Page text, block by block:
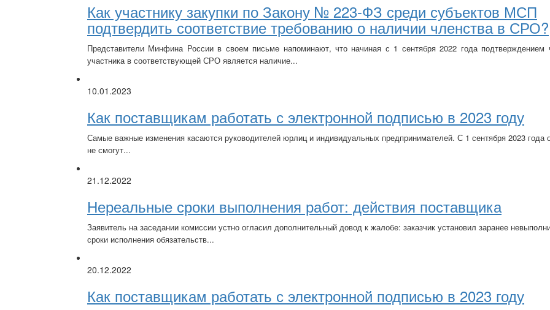
Как участнику закупки по Закону № 223-ФЗ среди субъектов МСП
подтвердить соответствие требованию о наличии членства в СРО?
Представители Минфина России в своем письме напоминают, что начиная с 1 сентября 2022 года подтверждением
участника в соответствующей СРО является наличие...
10.01.2023
Как поставщикам работать с электронной подписью в 2023 году
Самые важные изменения касаются руководителей юрлиц и индивидуальных предпринимателей. С 1 сентября 2023 года
не смогут...
21.12.2022
Нереальные сроки выполнения работ: действия поставщика
Заявитель на заседании комиссии устно огласил дополнительный довод к жалобе: заказчик установил заранее
сроки исполнения обязательств...
20.12.2022
Как поставщикам работать с электронной подписью в 2023 году